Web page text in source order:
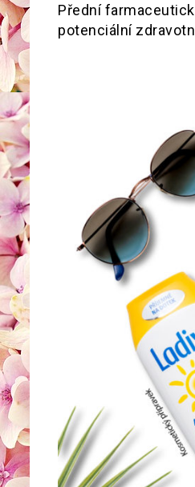
Přední
potenciální